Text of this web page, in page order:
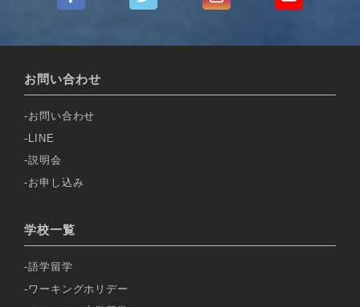
お問い合わせ
お問い合わせ
LINE
説明会
お申し込み
学校一覧
語学留学
ワーキングホリデー